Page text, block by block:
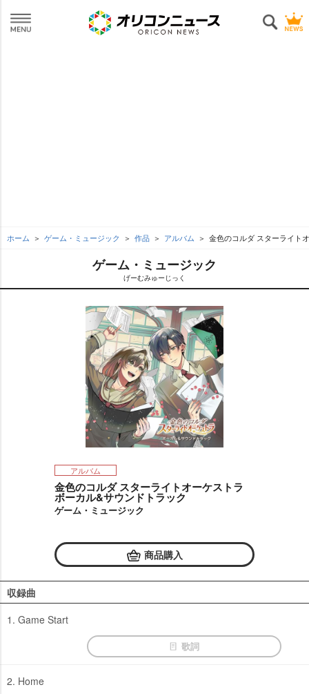
ホーム ゲーム・ミュージック 作品 アルバム 金色のコルダ スターライト
ゲーム・ミュージック
げーむみゅーじっく
アルバム
金色のコルダ スターライトオーケストラ
ボーカル&サウンドトラック
ゲーム・ミュージック
商品購入
収録曲
1. Game Start
歌詞
2. Home